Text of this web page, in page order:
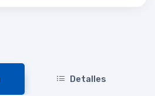
Detalles